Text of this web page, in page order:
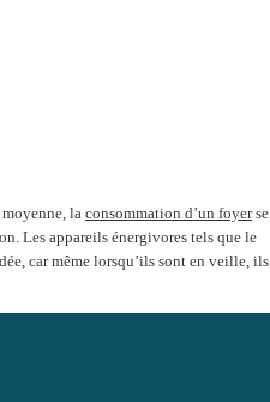
la consommation d’un foyerse
Les appareils énergivores tels que le
car même lorsqu’ils sont en veille, ils